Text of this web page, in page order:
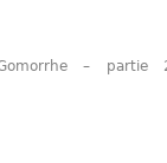
– partie